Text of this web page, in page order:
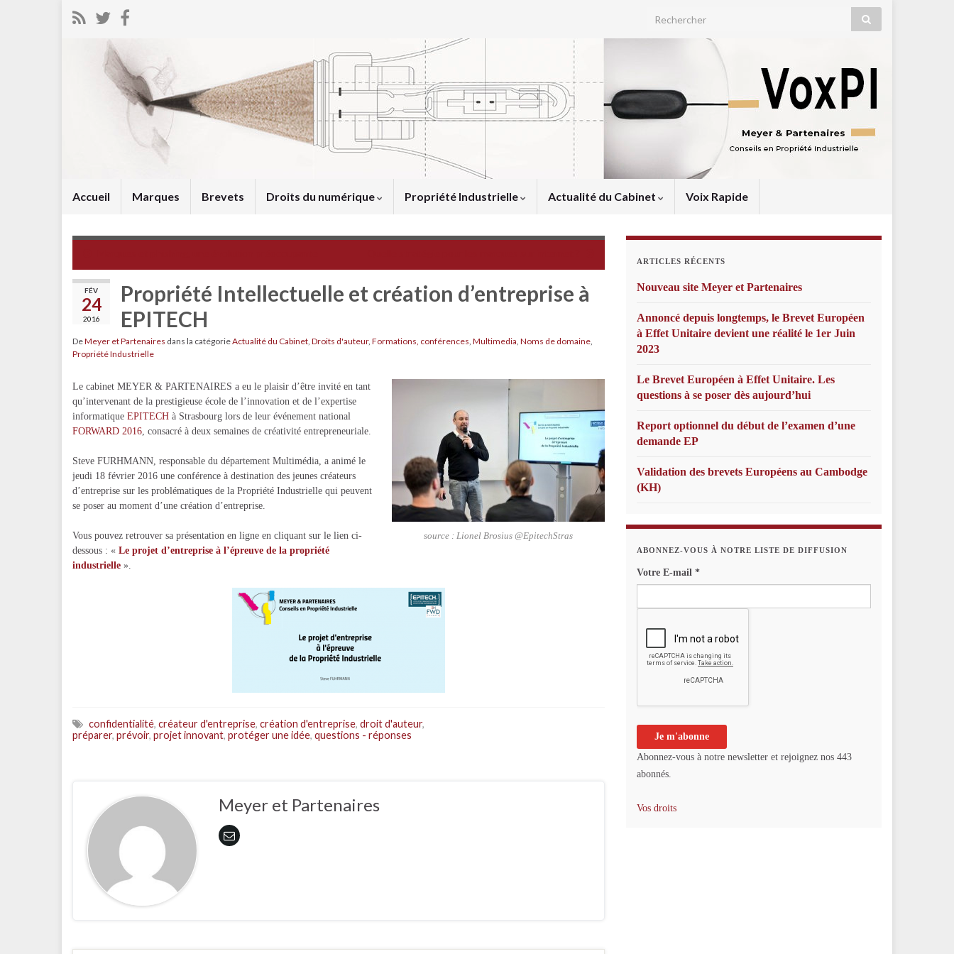
Search for:
Accueil Marques Brevets Droits du numérique Propriété Industrielle Actualité du Cabinet Voix Rapide
FÉV
24
2016
Propriété Intellectuelle et création d’entreprise à
EPITECH
DeMeyer et Partenaires dans la catégorieActualité du Cabinet, Droits d'auteur, Formations, conférences, Multimedia, Noms de domaine,
Propriété Industrielle
source : Lionel Brosius @EpitechStras
Le cabinet MEYER & PARTENAIRES a eu le plaisir d’être invité en tant
qu’intervenant de la prestigieuse école de l’innovation et de l’expertise
informatique EPITECH à Strasbourg lors de leur événement national
FORWARD 2016, consacré à deux semaines de créativité entrepreneuriale.
Steve FURHMANN, responsable du département Multimédia, a animé le
jeudi 18 février 2016 une conférence à destination des jeunes créateurs
d’entreprise sur les problématiques de la Propriété Industrielle qui peuvent
se poser au moment d’une création d’entreprise.
Vous pouvez retrouver sa présentation en ligne en cliquant sur le lien ci-
dessous : « Le projet d’entreprise à l’épreuve de la propriété
industrielle ».
confidentialité, créateur d'entreprise, création d'entreprise, droit d'auteur,
préparer, prévoir, projet innovant, protéger une idée, questions - réponses
Meyer et Partenaires
ARTICLES RÉCENTS
Nouveau site Meyer et Partenaires
Annoncé depuis longtemps, le Brevet Européen
à Effet Unitaire devient une réalité le 1er Juin
2023
Le Brevet Européen à Effet Unitaire. Les
questions à se poser dès aujourd’hui
Report optionnel du début de l’examen d’une
demande EP
Validation des brevets Européens au Cambodge
(KH)
ABONNEZ-VOUS À NOTRE LISTE DE DIFFUSION
Votre E-mail *
Abonnez-vous à notre newsletter et rejoignez nos 443
abonnés.
Vos droits